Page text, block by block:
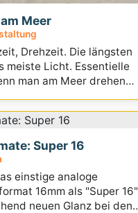
Meer
Drehzeit. Die längsten
meiste Licht. Essentielle
man am Meer drehen
Super 16
einstige analoge
16mm als "Super 16"
neuen Glanz bei den